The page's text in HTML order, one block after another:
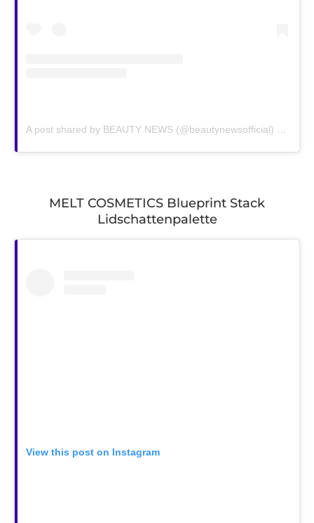
A post shared by BEAUTY NEWS (@beautynewsofficial)
MELT COSMETICS Blueprint Stack
Lidschattenpalette
View this post on Instagram